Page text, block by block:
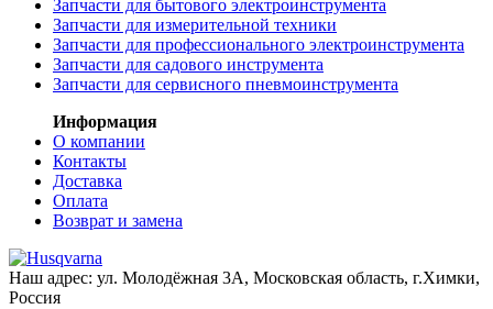
Запчасти для бытового электроинструмента
Запчасти для измерительной техники
Запчасти для профессионального электроинструмента
Запчасти для садового инструмента
Запчасти для сервисного пневмоинструмента
Информация
О компании
Контакты
Доставка
Оплата
Возврат и замена
Наш адрес: ул. Молодёжная 3А, Московская область, г.Химки,
Россия